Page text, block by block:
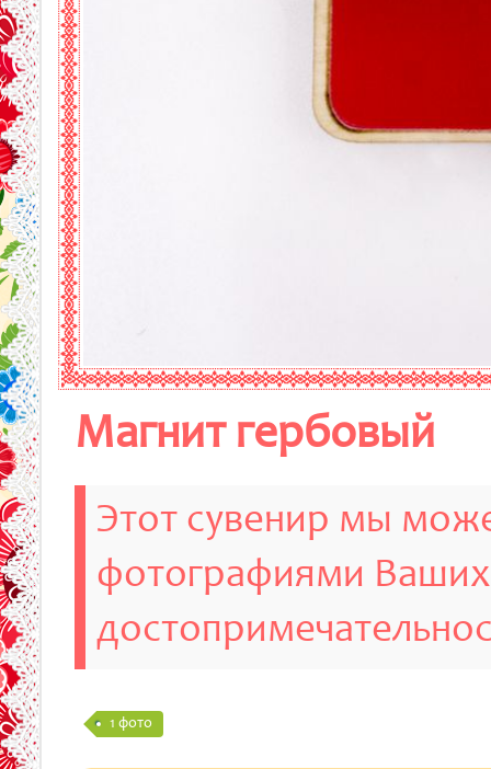
Магнит гербовый
Этот сувенир мы
фотографиями Ваших
1 фото